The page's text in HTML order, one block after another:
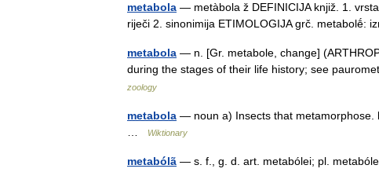
metabola — metàbola ž DEFINICIJA knjiž. 1.
riječi 2. sinonimija ETIMOLOGIJA grč. metabolḗ:
metabola — n. [Gr. metabole, change]
during the stages of their life history; see
zoology
metabola — noun a) Insects that metamorphose.
Wiktionary
metabólã — s. f., g. d. art. metabólei; pl.